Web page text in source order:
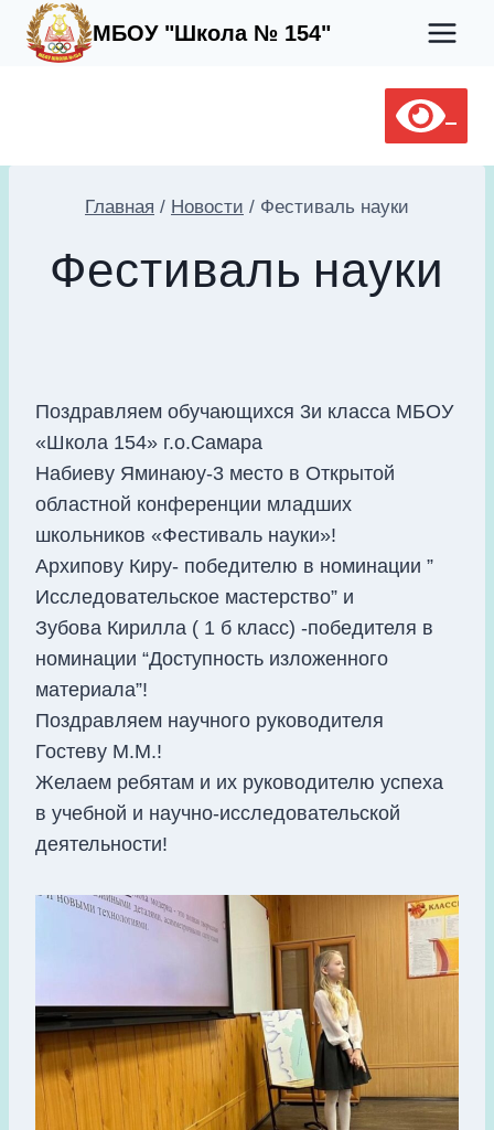
Перейти
МБОУ "Школа № 154"
Главная / Новости / Фестиваль науки
Фестиваль науки
Поздравляем обучающихся 3и класса МБОУ
«Школа 154» г.о.Самара
Набиеву Яминаюу-3 место в Открытой
областной конференции младших
школьников «Фестиваль науки»!
Архипову Киру- победителю в номинации ”
Исследовательское мастерство” и
Зубова Кирилла ( 1 б класс) -победителя в
номинации “Доступность изложенного
материала”!
Поздравляем научного руководителя
Гостеву М.М.!
Желаем ребятам и их руководителю успеха
в учебной и научно-исследовательской
деятельности!